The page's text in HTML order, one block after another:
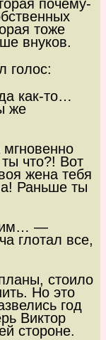
почему-
тоже
внуков.
голос:
как-то…
же
что?! Вот
жена тебя
Раньше ты
—
глотал все,
стоило
Но это
год
Виктор
стороне.